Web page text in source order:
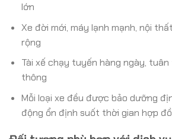
lớn
Xe đời mới, máy lạnh mạnh, nội
rộng
Tài xế chạy tuyến hàng ngày,
thông
Mỗi loại xe đều được bảo dưỡng
động ổn định suốt thời gian hợp